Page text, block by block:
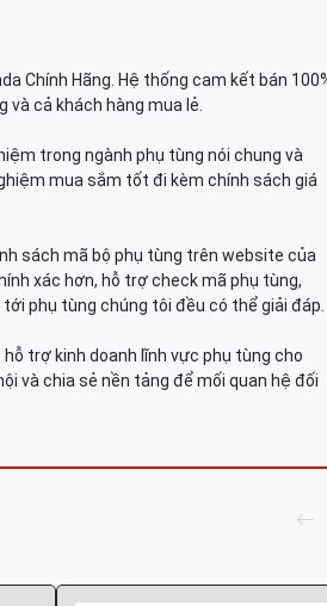
Chính Hãng. Hệ thống cam kết bán
và cả khách hàng mua lẻ.
trong ngành phụ tùng nói chung và
mua sắm tốt đi kèm chính sách giá
sách mã bộ phụ tùng trên website của
xác hơn, hỗ trợ check mã phụ tùng,
phụ tùng chúng tôi đều có thể giải đáp.
trợ kinh doanh lĩnh vực phụ tùng cho
và chia sẻ nền tảng để mối quan hệ đối